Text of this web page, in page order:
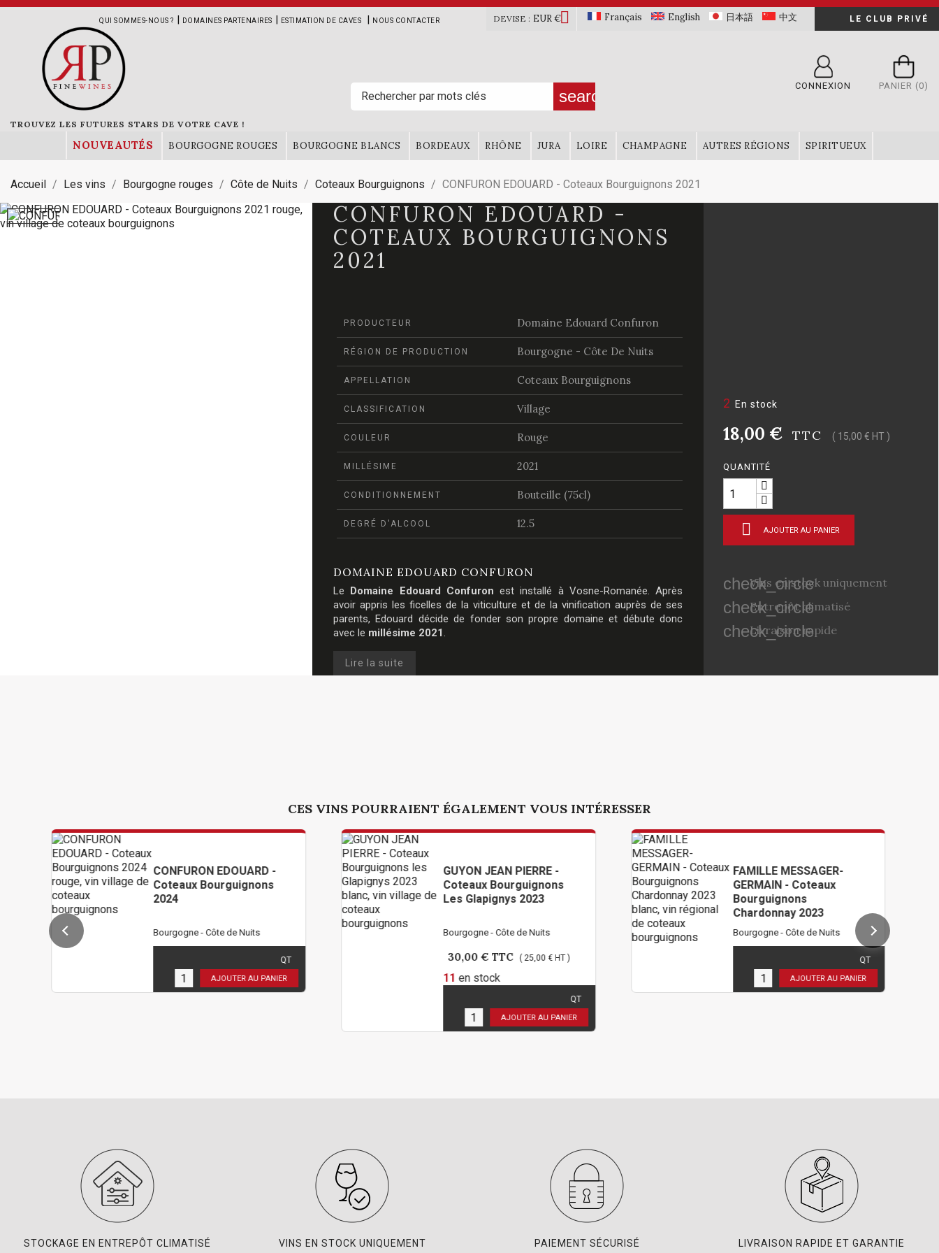
QUI SOMMES-NOUS ? | DOMAINES PARTENAIRES | ESTIMATION DE CAVES | NOUS CONTACTER DEVISE : EUR € Français English 日本語 中文 LE CLUB PRIVÉ
TROUVEZ LES FUTURES STARS DE VOTRE CAVE !
search
CONNEXION PANIER (0)
NOUVEAUTÉS BOURGOGNE ROUGES BOURGOGNE BLANCS BORDEAUX RHÔNE JURA LOIRE CHAMPAGNE AUTRES RÉGIONS SPIRITUEUX
Accueil Les vins Bourgogne rouges Côte de Nuits Coteaux Bourguignons CONFURON EDOUARD - Coteaux Bourguignons 2021
CONFURON EDOUARD -
COTEAUX BOURGUIGNONS
2021
PRODUCTEUR Domaine Edouard Confuron
RÉGION DE PRODUCTION Bourgogne - Côte De Nuits
APPELLATION Coteaux Bourguignons
CLASSIFICATION Village
COULEUR Rouge
MILLÉSIME 2021
CONDITIONNEMENT Bouteille (75cl)
DEGRÉ D'ALCOOL 12.5
DOMAINE EDOUARD CONFURON
Le Domaine Edouard Confuron est installé à Vosne-Romanée. Après
avoir appris les ficelles de la viticulture et de la vinification auprès de ses
parents, Edouard décide de fonder son propre domaine et débute donc
avec le millésime 2021.
Lire la suite
2 En stock
18,00 € TTC ( 15,00 € HT )
QUANTITÉ
 AJOUTER AU PANIER
check_circle
Vins en stock uniquement
check_circle
Entrepôt climatisé
check_circle
Livraison rapide
CES VINS POURRAIENT ÉGALEMENT VOUS INTÉRESSER
CONFURON EDOUARD -
Coteaux Bourguignons
2024
Bourgogne - Côte de Nuits
AJOUTER AU PANIER
GUYON JEAN PIERRE -
Coteaux Bourguignons
Les Glapignys 2023
Bourgogne - Côte de Nuits
( 25,00 € HT )
AJOUTER AU PANIER
FAMILLE MESSAGER-
GERMAIN - Coteaux
Bourguignons
Chardonnay 2023
Bourgogne - Côte de Nuits
AJOUTER AU PANIER
STOCKAGE EN ENTREPÔT CLIMATISÉ VINS EN STOCK UNIQUEMENT PAIEMENT SÉCURISÉ LIVRAISON RAPIDE ET GARANTIE